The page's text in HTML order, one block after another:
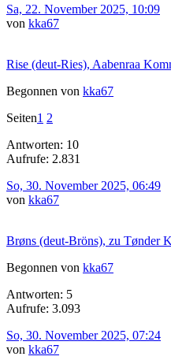
Sa, 22. November 2025, 10:09
von kka67
Rise (deut-Ries), Aabenraa
Begonnen von kka67
Seiten1 2
Antworten: 10
Aufrufe: 2.831
So, 30. November 2025, 06:49
von kka67
Brøns (deut-Bröns), zu Tønder
Begonnen von kka67
Antworten: 5
Aufrufe: 3.093
So, 30. November 2025, 07:24
von kka67